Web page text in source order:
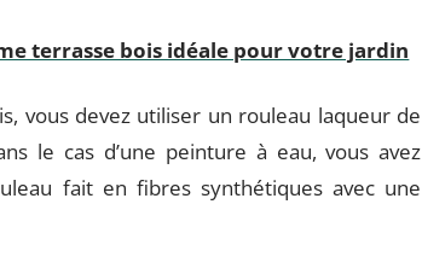
terrasse bois idéale pour votre jardin
vous devez utiliser un rouleau laqueur de
le cas d’une peinture à eau, vous avez
fait en fibres synthétiques avec une